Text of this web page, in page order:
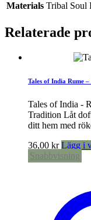
Materials Tribal Soul
Relaterade
Tales of India Rume
Tales of India -
Tradition Låt
ditt hem med
36,00 kr Lägg i
Snabbvisning